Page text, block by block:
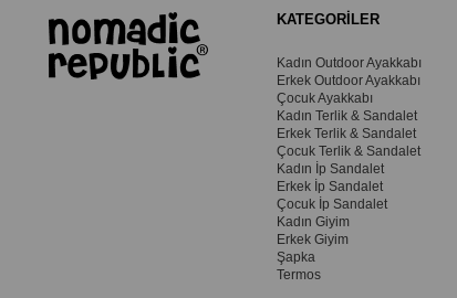
KATEGORİLER
Kadın Outdoor Ayakkabı
Erkek Outdoor Ayakkabı
Çocuk Ayakkabı
Kadın Terlik & Sandalet
Erkek Terlik & Sandalet
Çocuk Terlik & Sandalet
Kadın İp Sandalet
Erkek İp Sandalet
Çocuk İp Sandalet
Kadın Giyim
Erkek Giyim
Şapka
Termos